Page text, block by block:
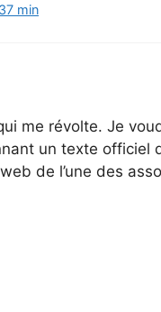
min
me révolte. Je
un texte officiel
de l’une des